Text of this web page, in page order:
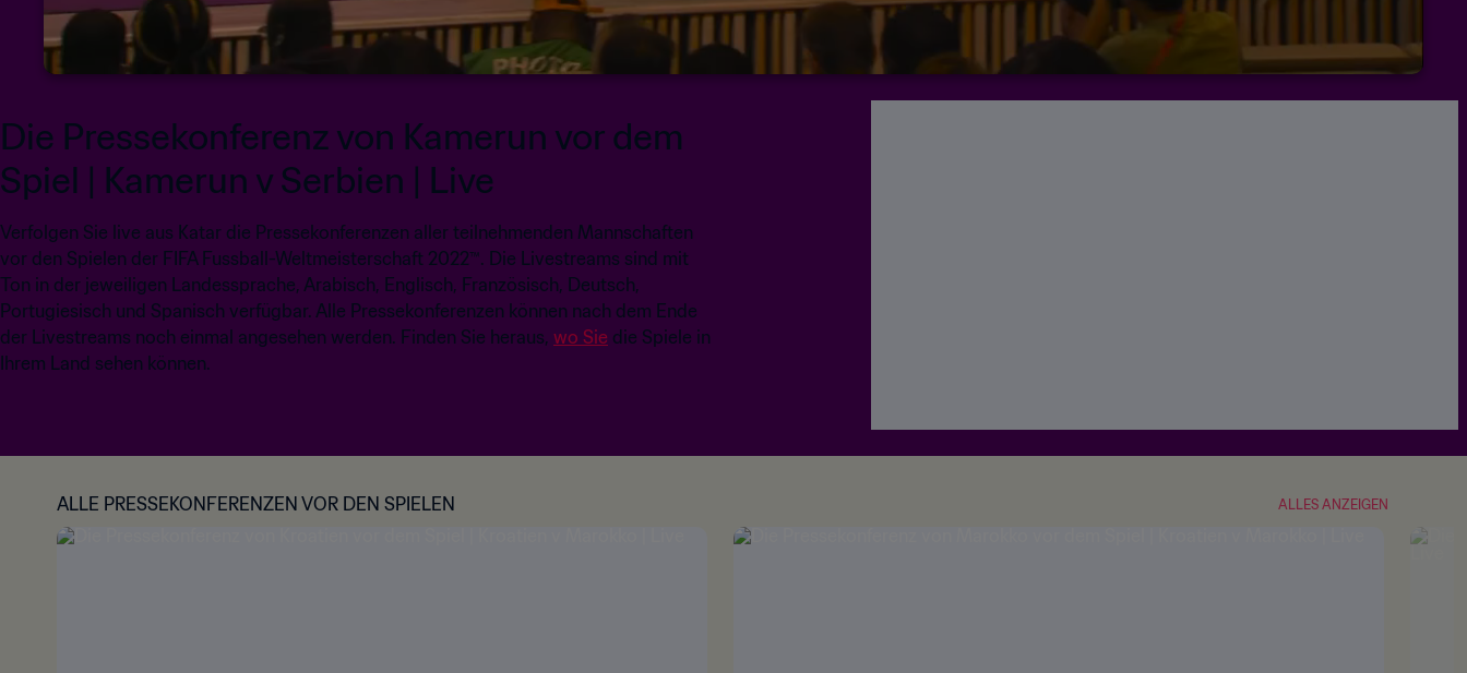
Die Pressekonferenz von Kamerun vor dem
Spiel | Kamerun v Serbien | Live
Verfolgen Sie live aus Katar die Pressekonferenzen aller teilnehmenden Mannschaften
vor den Spielen der FIFA Fussball-Weltmeisterschaft 2022™. Die Livestreams sind mit
Ton in der jeweiligen Landessprache, Arabisch, Englisch, Französisch, Deutsch,
Portugiesisch und Spanisch verfügbar. Alle Pressekonferenzen können nach dem Ende
der Livestreams noch einmal angesehen werden. Finden Sie heraus, wo Sie die Spiele in
Ihrem Land sehen können.
ALLE PRESSEKONFERENZEN VOR DEN SPIELEN ALLES ANZEIGEN